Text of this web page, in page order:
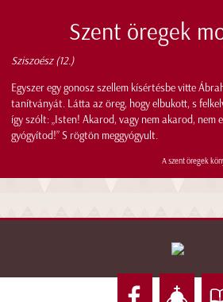
Szent öregek
Sziszoész (12.)
Egyszer egy gonosz szellem kísértésbe vitte
tanítványát. Látta az öreg, hogy elbukott, s
így szólt: „Isten! Akarod, vagy nem akarod, nem
gyógyítod!” S rögtön meggyógyult.
A szent öregek